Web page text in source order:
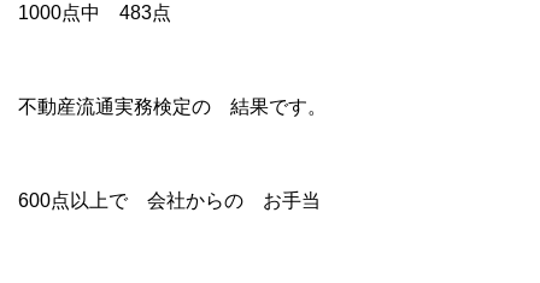
1000点中 483点
不動産流通実務検定の 結果です。
600点以上で 会社からの お手当